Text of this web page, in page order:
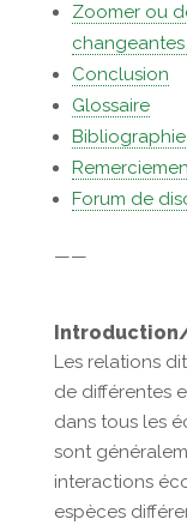
Zoomer ou
Conclusion
Glossaire
Bibliographie
Forum de
——
Les relations
de différentes
dans tous les
sont
interactions
espèces